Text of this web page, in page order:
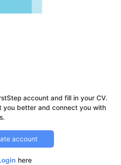
account and fill in your CV.
you better and connect you with
account
here